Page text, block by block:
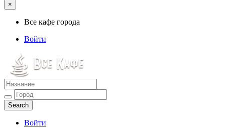
×
Все кафе города
Войти
Все кафе города
Каталог хороших кафе
Войти